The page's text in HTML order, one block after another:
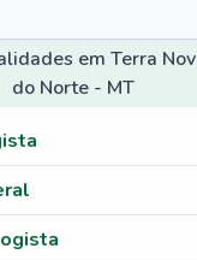
em Terra
do Norte - MT